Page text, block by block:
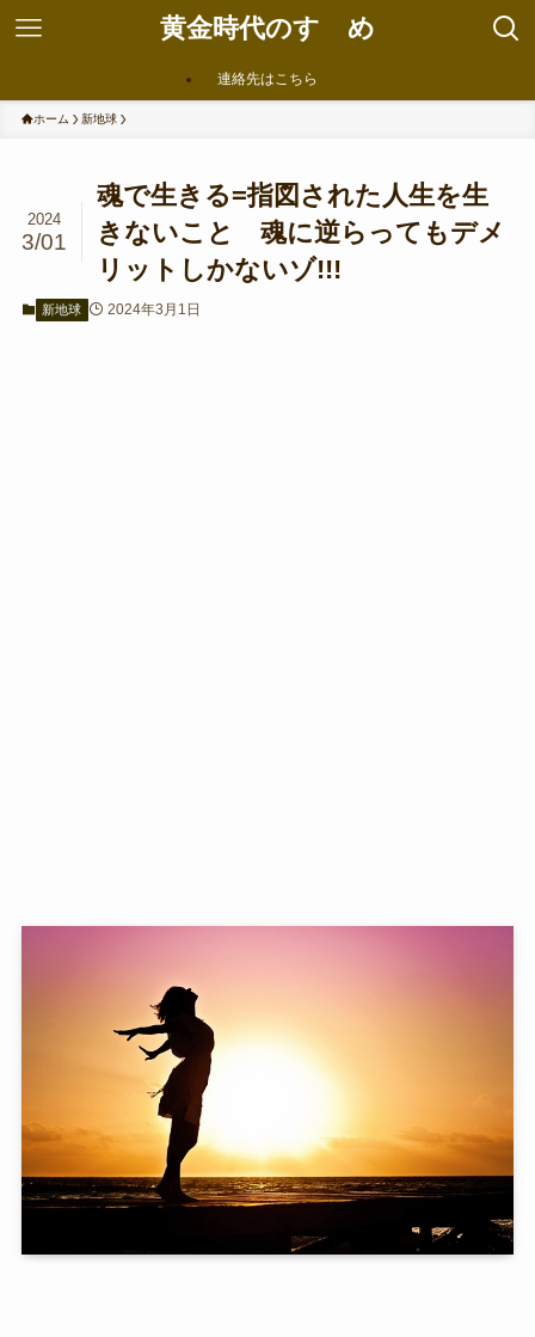
黄金時代のすゝめ
連絡先はこちら
ホーム 新地球
魂で生きる=指図された人生を生
きないこと 魂に逆らってもデメ
リットしかないゾ!!!
2024
3/01
新地球 2024年3月1日